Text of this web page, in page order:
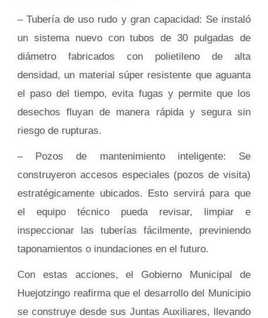
– Tubería de uso rudo y gran capacidad: Se instaló
un sistema nuevo con tubos de 30 pulgadas de
diámetro fabricados con polietileno de alta
densidad, un material súper resistente que aguanta
el paso del tiempo, evita fugas y permite que los
desechos fluyan de manera rápida y segura sin
riesgo de rupturas.
– Pozos de mantenimiento inteligente: Se
construyeron accesos especiales (pozos de visita)
estratégicamente ubicados. Esto servirá para que
el equipo técnico pueda revisar, limpiar e
inspeccionar las tuberías fácilmente, previniendo
taponamientos o inundaciones en el futuro.
Con estas acciones, el Gobierno Municipal de
Huejotzingo reafirma que el desarrollo del Municipio
se construye desde sus Juntas Auxiliares, llevando